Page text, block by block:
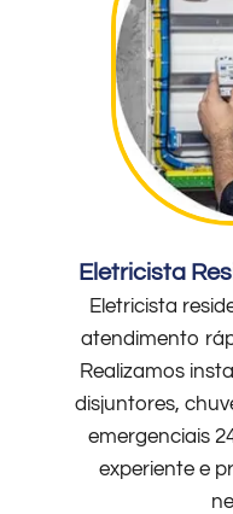
Eletricista
Eletricista
atendimento
Realizamos
disjuntores,
emergenciais
experiente e